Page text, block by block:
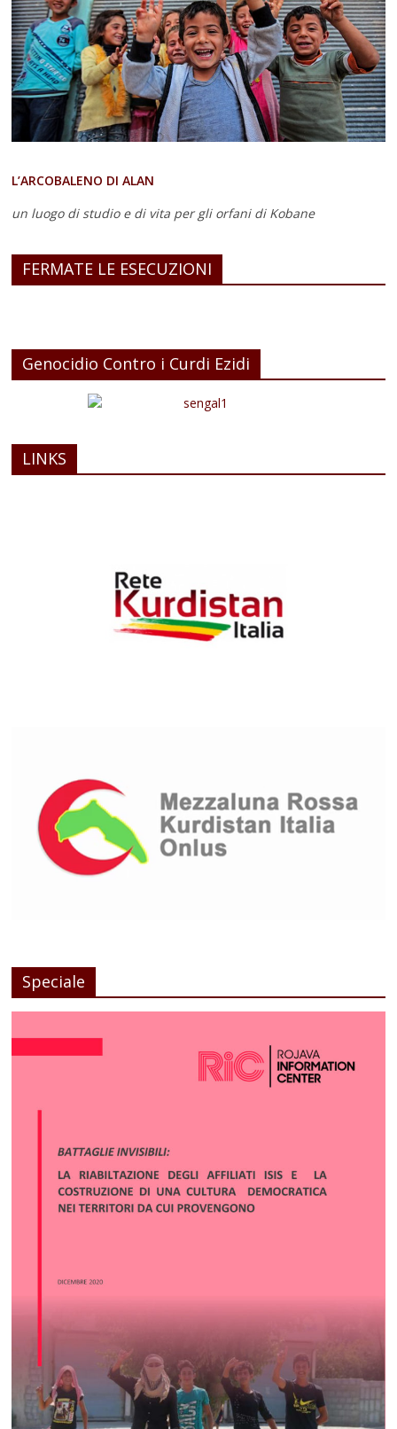
L’ARCOBALENO DI ALAN
un luogo di studio e di vita per gli orfani di Kobane
FERMATE LE ESECUZIONI
Genocidio Contro i Curdi Ezidi
LINKS
Speciale